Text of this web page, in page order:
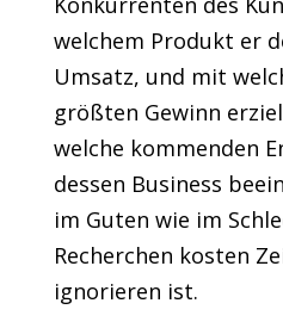
welchem Produkt er
Umsatz, und mit
größten Gewinn
welche kommenden
dessen Business
im Guten wie im
Recherchen kosten
ignorieren ist.